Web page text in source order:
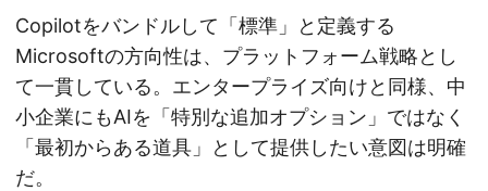
Copilotをバンドルして「標準」と定義する
Microsoftの方向性は、プラットフォーム戦略とし
て一貫している。エンタープライズ向けと同様、中
小企業にもAIを「特別な追加オプション」ではなく
「最初からある道具」として提供したい意図は明確
だ。